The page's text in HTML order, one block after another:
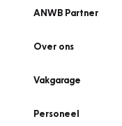
ANWB Partner
Over ons
Vakgarage
Personeel